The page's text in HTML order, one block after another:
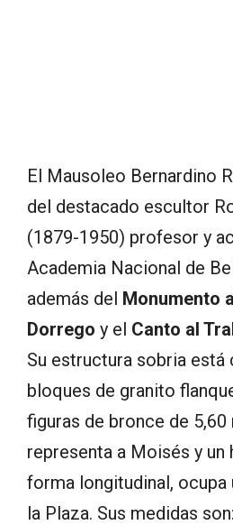
El Mausoleo Bernardino
del destacado escultor
(1879-1950) profesor y
Academia Nacional de
además del Monumento
Dorrego y el Canto al
Su estructura sobria está
bloques de granito
figuras de bronce de 5,60
representa a Moisés y un
forma longitudinal, ocupa
la Plaza. Sus medidas